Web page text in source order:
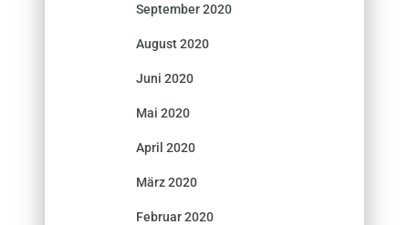
September 2020
August 2020
Juni 2020
Mai 2020
April 2020
März 2020
Februar 2020